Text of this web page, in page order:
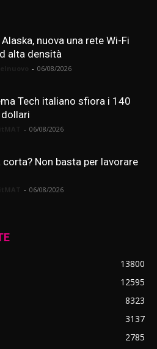
nuova una rete Wi-Fi
alta densità
- 06/08/2026
Tech italiano sfiora i 140
- 06/08/2026
Non basta per lavorare
- 06/08/2026
13800
12595
8323
3137
2785